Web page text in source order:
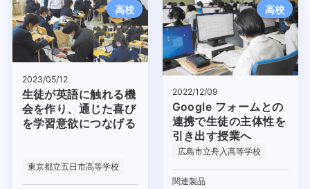
高校
2023/05/12
生徒が英語に触れる機
会を作り、通じた喜び
を学習意欲につなげる
東京都立五日市高等学校
高校
2022/12/09
Google フォームとの
連携で生徒の主体性を
引き出す授業へ
広島市立舟入高等学校
関連製品